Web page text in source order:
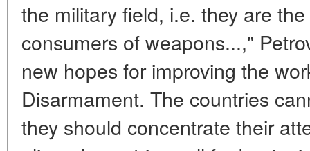
the military field, i.e. they are
consumers of weapons...,"
new hopes for improving the
Disarmament. The countries
they should concentrate their